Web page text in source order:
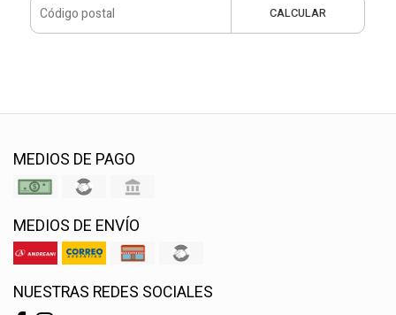
CALCULAR
MEDIOS DE PAGO
MEDIOS DE ENVÍO
NUESTRAS REDES SOCIALES